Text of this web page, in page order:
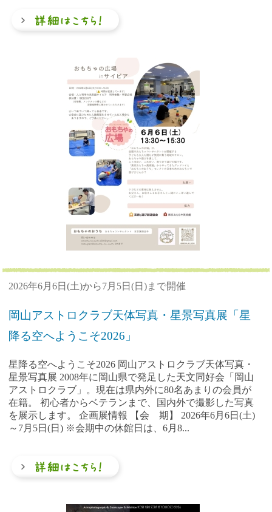
2026年6月6日(土)から7月5日(日)まで開催
岡山アストロクラブ天体写真・星景写真展「星
降る空へようこそ2026」
星降る空へようこそ2026 岡山アストロクラブ天体写真・
星景写真展 2008年に岡山県で発足した天文同好会「岡山
アストロクラブ」。現在は県内外に80名あまりの会員が
在籍。 初心者からベテランまで、国内外で撮影した写真
を展示します。 企画展情報 【会 期】 2026年6月6日(土)
～7月5日(日) ※会期中の休館日は、6月8...